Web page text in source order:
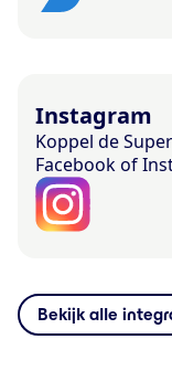
Instagram
Koppel de
Facebook of
Bekijk alle